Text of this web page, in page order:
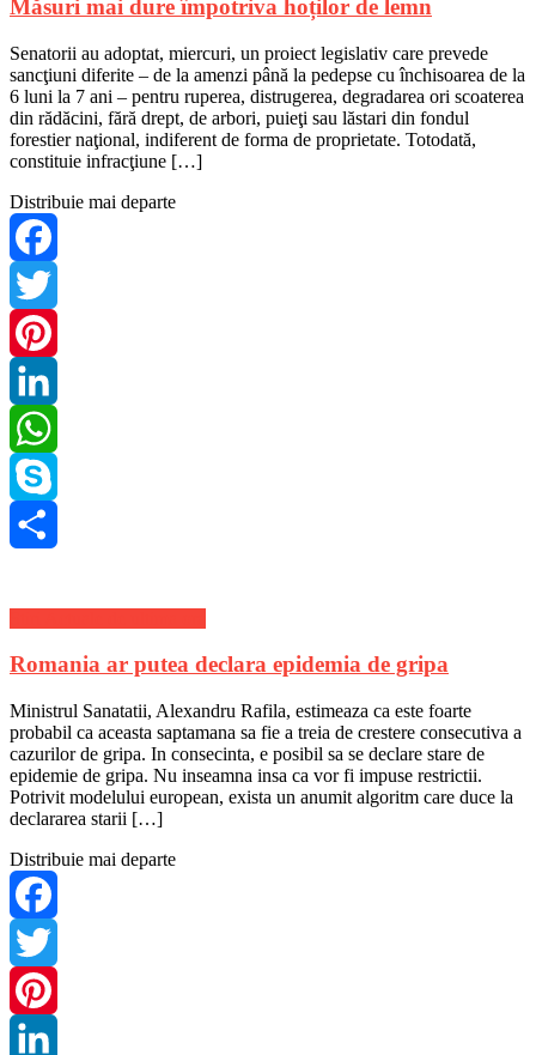
Măsuri mai dure împotriva hoților de lemn
Senatorii au adoptat, miercuri, un proiect legislativ care prevede
sancţiuni diferite – de la amenzi până la pedepse cu închisoarea de la
6 luni la 7 ani – pentru ruperea, distrugerea, degradarea ori scoaterea
din rădăcini, fără drept, de arbori, puieţi sau lăstari din fondul
forestier naţional, indiferent de forma de proprietate. Totodată,
constituie infracţiune […]
Distribuie mai departe
Facebook
Twitter
Pinterest
LinkedIn
WhatsApp
Skype
Romania ar putea declara epidemia de gripa
Ministrul Sanatatii, Alexandru Rafila, estimeaza ca este foarte
probabil ca aceasta saptamana sa fie a treia de crestere consecutiva a
cazurilor de gripa. In consecinta, e posibil sa se declare stare de
epidemie de gripa. Nu inseamna insa ca vor fi impuse restrictii.
Potrivit modelului european, exista un anumit algoritm care duce la
declararea starii […]
Distribuie mai departe
Facebook
Twitter
Pinterest